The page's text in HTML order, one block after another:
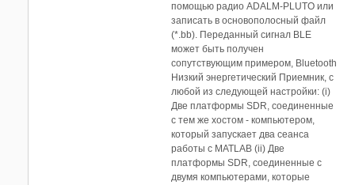
помощью радио ADALM-PLUTO или
записать в основополосный файл
(*.bb). Переданный сигнал BLE
может быть получен
сопутствующим примером, Bluetooth
Низкий энергетический Приемник, с
любой из следующей настройки: (i)
Две платформы SDR, соединенные
с тем же хостом - компьютером,
который запускает два сеанса
работы с MATLAB (ii) Две
платформы SDR, соединенные с
двумя компьютерами, которые